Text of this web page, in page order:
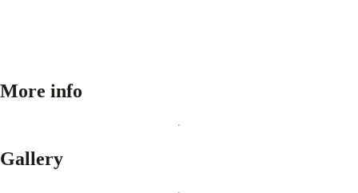
More info
Gallery